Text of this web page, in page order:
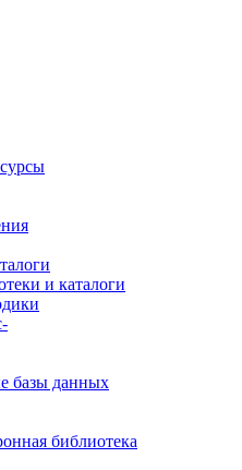
и каталоги
базы данных
библиотека